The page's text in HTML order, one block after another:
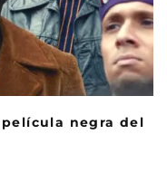
película negra del